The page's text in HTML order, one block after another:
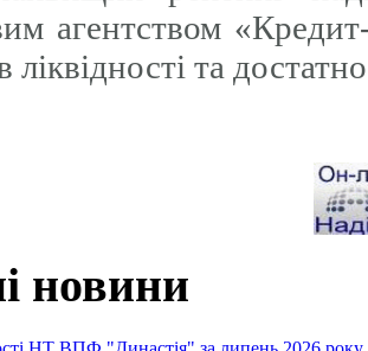
агентством
ліквідності та
новини